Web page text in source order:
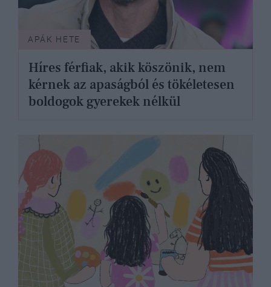
APÁK HETE
Híres férfiak, akik köszönik, nem
kérnek az apaságból és tökéletesen
boldogok gyerekek nélkül